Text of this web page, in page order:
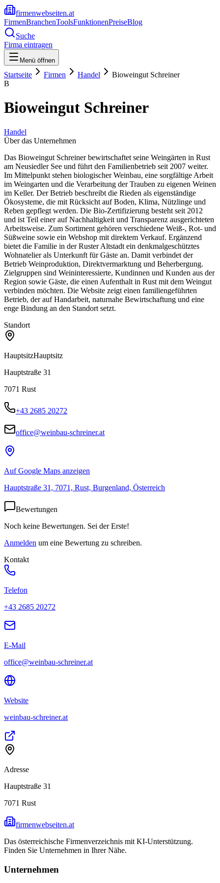
firmenwebseiten.at
FirmenBranchenToolsFunktionenPreiseBlog
Suche
Firma eintragen
Menü öffnen
Startseite Firmen Handel
Bioweingut Schreiner
B
Bioweingut Schreiner
Handel
Über das Unternehmen
Das Bioweingut Schreiner bewirtschaftet seine Weingärten in Rust
am Neusiedler See und führt den Familienbetrieb seit 2007 weiter.
Im Mittelpunkt stehen biologischer Weinbau, eine sorgfältige Arbeit
im Weingarten und die Verarbeitung der Trauben zu eigenen Weinen
im Keller. Der Betrieb beschreibt die Rieden als eigenständige
Ökosysteme, die mit Rücksicht auf Boden, Klima, Nützlinge und
Reben gepflegt werden. Die Bio-Zertifizierung besteht seit 2012
und ist Teil einer auf Nachhaltigkeit und Transparenz ausgerichteten
Arbeitsweise. Zum Sortiment gehören verschiedene Weiß-, Rot- und
Süßweine sowie ein Webshop mit direktem Verkauf. Ergänzend
bietet die Familie in der Ruster Altstadt ein denkmalgeschütztes
Wohnatelier als Unterkunft für Gäste an. Damit verbindet der
Betrieb Weinproduktion, Direktvermarktung und Beherbergung.
Zielgruppen sind Weininteressierte, Kundinnen und Kunden aus der
Region sowie Gäste, die einen Aufenthalt in Rust mit dem Weingut
verbinden möchten. Die Website zeigt einen familiengeführten
Betrieb, der auf Handarbeit, naturnahe Bewirtschaftung und eine
enge Bindung an den Standort setzt.
Standort
HauptsitzHauptsitz
Hauptstraße 31
7071 Rust
+43 2685 20272
office@weinbau-schreiner.at
Auf Google Maps anzeigen
Hauptstraße 31, 7071, Rust, Burgenland, Österreich
Bewertungen
Noch keine Bewertungen. Sei der Erste!
Anmelden um eine Bewertung zu schreiben.
Kontakt
Telefon
+43 2685 20272
E-Mail
office@weinbau-schreiner.at
Website
weinbau-schreiner.at
Adresse
Hauptstraße 31
7071 Rust
firmenwebseiten.at
Das österreichische Firmenverzeichnis mit KI-Unterstützung.
Finden Sie Unternehmen in Ihrer Nähe.
Unternehmen